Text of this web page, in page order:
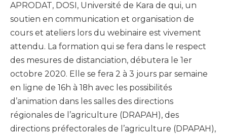
APRODAT, DOSI, Université de Kara de qui, un
soutien en communication et organisation de
cours et ateliers lors du webinaire est vivement
attendu. La formation qui se fera dans le respect
des mesures de distanciation, débutera le 1er
octobre 2020. Elle se fera 2 à 3 jours par semaine
en ligne de 16h à 18h avec les possibilités
d’animation dans les salles des directions
régionales de l’agriculture (DRAPAH), des
directions préfectorales de l’agriculture (DPAPAH),